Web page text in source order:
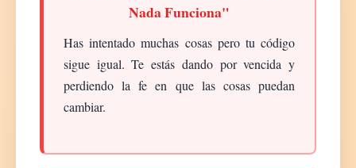
Nada Funciona"
Has intentado muchas cosas pero tu código
sigue igual. Te estás dando por vencida y
perdiendo la fe en que las cosas puedan
cambiar.